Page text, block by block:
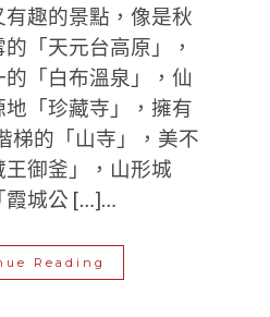
趣的景點，像是秋
「天元台高原」，
「白布溫泉」，仙
「珍藏寺」，擁有
梯的「山寺」，美不
御釜」，山形城
霞城公 […]…
Reading